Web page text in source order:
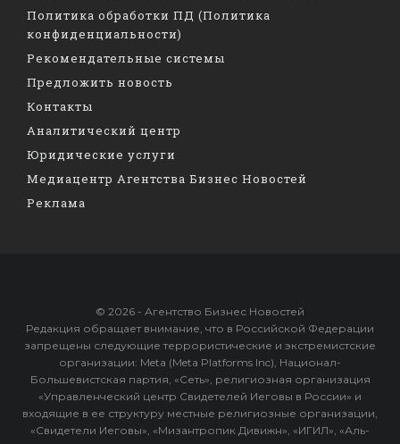
Политика обработки ПД (Политика
конфиденциальности)
Рекомендательные системы
Предложить новость
Контакты
Аналитический центр
Юридические услуги
Медиацентр Агентства Бизнес Новостей
Реклама
© 2026 - Агентство Бизнес Новостей
Редакция обращает внимание, что в Российской Федерации
запрещены следующие террористические и экстремистские
организации: Meta (Meta Platforms Inc), Национал-
Большевистская партия, «Сеть», религиозная организация
«Управленческий центр Свидетелей Иеговы в России» и
входящие в ее структуру местные религиозные организации,
«Свидетели Иеговы», «Мизантропик Дивижн», «ИГИЛ», «Аль-